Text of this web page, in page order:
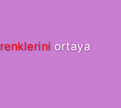
renklerini ortaya